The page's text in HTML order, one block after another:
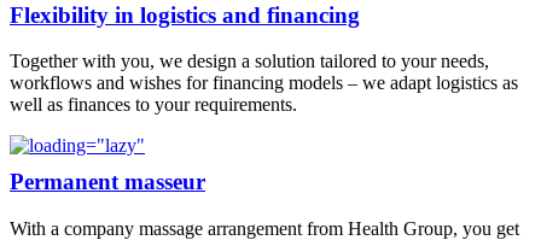
Flexibility in logistics and financing
Together with you, we design a solution tailored to your needs,
workflows and wishes for financing models – we adapt logistics as
well as finances to your requirements.
Permanent masseur
With a company massage arrangement from Health Group, you get